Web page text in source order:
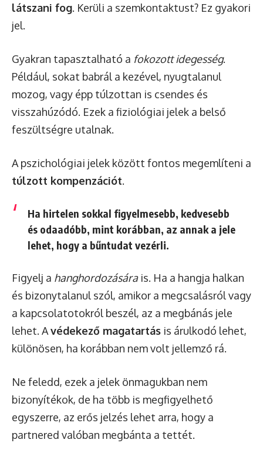
látszani fog. Kerüli a szemkontaktust? Ez gyakori
jel.
Gyakran tapasztalható a fokozott idegesség.
Például, sokat babrál a kezével, nyugtalanul
mozog, vagy épp túlzottan is csendes és
visszahúzódó. Ezek a fiziológiai jelek a belső
feszültségre utalnak.
A pszichológiai jelek között fontos megemlíteni a
túlzott kompenzációt.
Ha hirtelen sokkal figyelmesebb, kedvesebb
és odaadóbb, mint korábban, az annak a jele
lehet, hogy a bűntudat vezérli.
Figyelj a hanghordozásárais. Ha a hangja halkan
és bizonytalanul szól, amikor a megcsalásról vagy
a kapcsolatotokról beszél, az a megbánás jele
lehet. Avédekező magatartás is árulkodó lehet,
különösen, ha korábban nem volt jellemző rá.
Ne feledd, ezek a jelek önmagukban nem
bizonyítékok, de ha több is megfigyelhető
egyszerre, az erős jelzés lehet arra, hogy a
partnered valóban megbánta a tettét.